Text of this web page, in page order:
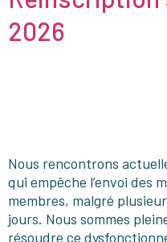
2026
Nous rencontrons
qui empêche l’envoi des
membres, malgré
jours. Nous sommes
résoudre ce